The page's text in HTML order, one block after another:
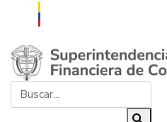
Saltar al contenido principal